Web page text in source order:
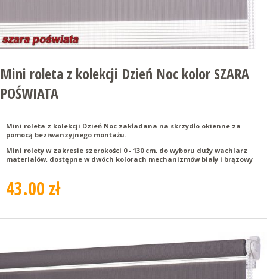
Mini roleta z kolekcji Dzień Noc kolor SZARA
POŚWIATA
Mini roleta z kolekcji Dzień Noc zakładana na skrzydło okienne za
pomocą beziwanzyjnego montażu.
Mini rolety w zakresie szerokości 0 - 130 cm, do wyboru duży wachlarz
materiałów, dostępne w dwóch kolorach mechanizmów biały i brązowy
43.00 zł